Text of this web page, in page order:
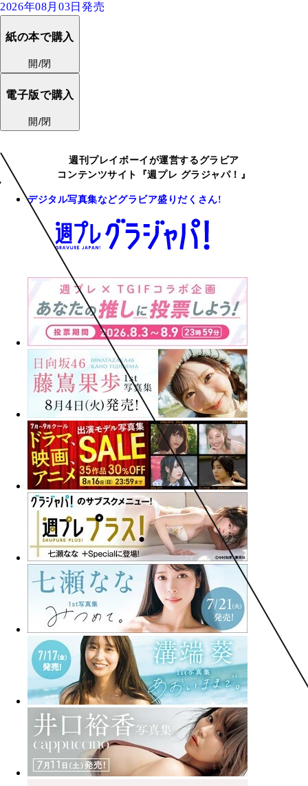
2026年08月03日発売
紙の本で購入
開/閉
電子版で購入
開/閉
週刊プレイボーイが運営するグラビア
コンテンツサイト『週プレ グラジャパ！』
デジタル写真集などグラビア盛りだくさん!